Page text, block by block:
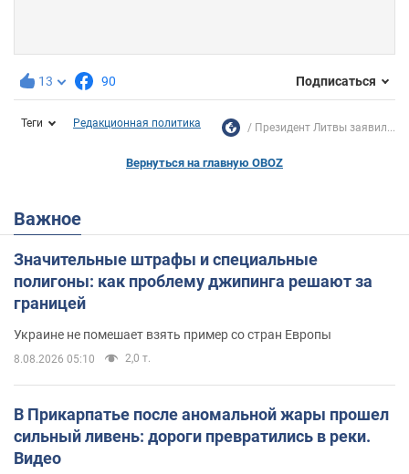
13 90 Подписаться
Теги Редакционная политика Президент Литвы заявил...
Вернуться на главную OBOZ
Важное
Значительные штрафы и специальные
полигоны: как проблему джипинга решают за
границей
Украине не помешает взять пример со стран Европы
8.08.2026 05:10 2,0 т.
В Прикарпатье после аномальной жары прошел
сильный ливень: дороги превратились в реки.
Видео